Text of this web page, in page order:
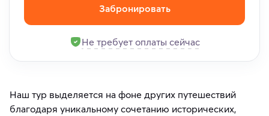
Забронировать
Не требует оплаты сейчас
Наш тур выделяется на фоне других путешествий
благодаря уникальному сочетанию исторических,